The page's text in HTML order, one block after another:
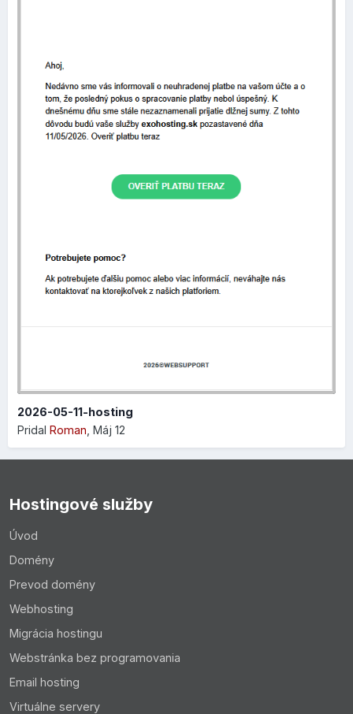
popis produktu , ktorý sa bude zobrazovať vo
2026-05-11-hosting
Pridal Roman Máj 12
Hostingové služby
Úvod
Domény
Prevod domény
Webhosting
Migrácia hostingu
Webstránka bez programovania
Email hosting
Virtuálne servery